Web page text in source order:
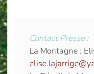
Contact Presse :
La Montagne :